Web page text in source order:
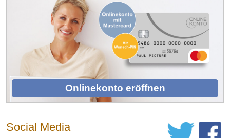
Onlinekonto eröffnen
Social Media